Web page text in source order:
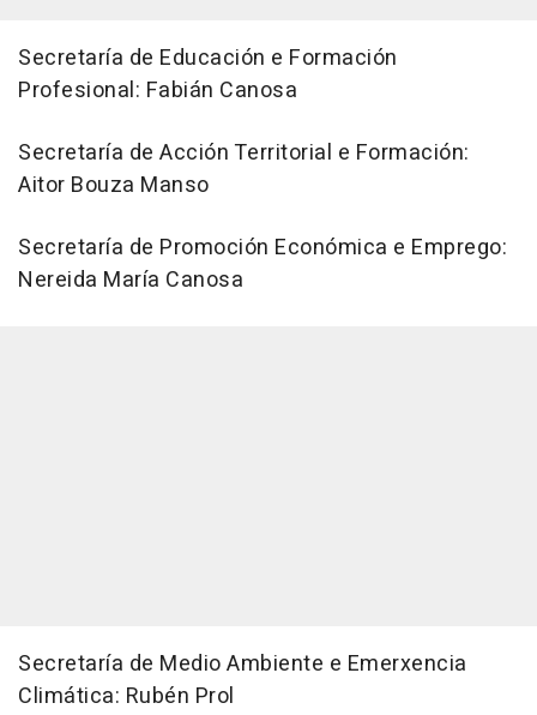
Secretaría de Educación e Formación
Profesional: Fabián Canosa
Secretaría de Acción Territorial e Formación:
Aitor Bouza Manso
Secretaría de Promoción Económica e Emprego:
Nereida María Canosa
Secretaría de Medio Ambiente e Emerxencia
Climática: Rubén Prol